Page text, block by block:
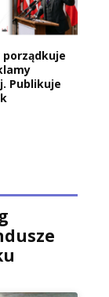
porządkuje
Publikuje